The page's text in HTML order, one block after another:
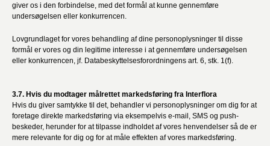
giver os i den forbindelse, med det formål at kunne gennemføre
undersøgelsen eller konkurrencen.
Lovgrundlaget for vores behandling af dine personoplysninger til disse
formål er vores og din legitime interesse i at gennemføre undersøgelsen
eller konkurrencen, jf. Databeskyttelsesforordningens art. 6, stk. 1(f).
3.7. Hvis du modtager målrettet markedsføring fra Interflora
Hvis du giver samtykke til det, behandler vi personoplysninger om dig for at
foretage direkte markedsføring via eksempelvis e-mail, SMS og push-
beskeder, herunder for at tilpasse indholdet af vores henvendelser så de er
mere relevante for dig og for at måle effekten af vores markedsføring.